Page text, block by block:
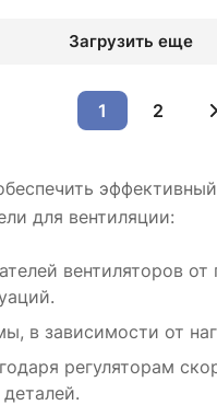
Загрузить еще
1 2
для вентиляции:
вентиляторов
в зависимости от
регуляторам